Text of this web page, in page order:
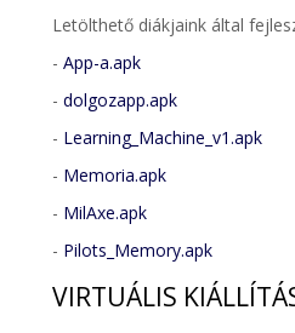
Letölthető diákjaink által
-App-a.apk
-dolgozapp.apk
- Learning_Machine_v1.apk
- Memoria.apk
- MilAxe.apk
- Pilots_Memory.apk
VIRTUÁLIS